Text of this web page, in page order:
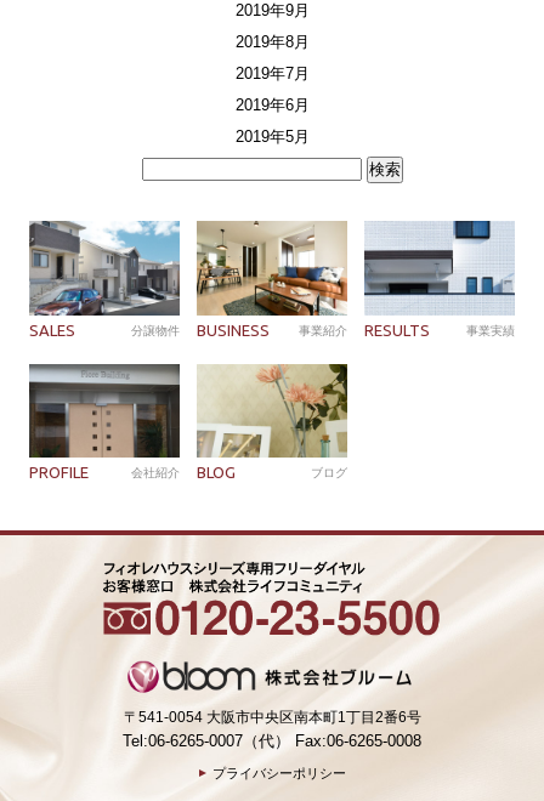
2019年9月
2019年8月
2019年7月
2019年6月
2019年5月
SALES 分譲物件 BUSINESS 事業紹介 RESULTS 事業実績
PROFILE 会社紹介 BLOG ブログ
〒541-0054 大阪市中央区南本町1丁目2番6号
Tel:06-6265-0007（代） Fax:06-6265-0008
プライバシーポリシー